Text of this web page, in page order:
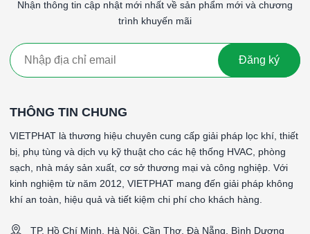
####
*Efficiency: >90%
*Resistance* (Pa): 23
*Dimension (LxWxH mm): 1187x560x833
*Flange mouth dimension (AxB mm): 941x614
*Rated Power (w): 112
*Electrical Cell (Pc): 1
*Unit Weight (kg): 95
Nhận thông tin cập nhật mới nhất về sản phẩm mới và chương
trình khuyến mãi
Đăng ký
THÔNG TIN CHUNG
VIETPHAT là thương hiệu chuyên cung cấp giải pháp lọc khí, thiết
bị, phụ tùng và dịch vụ kỹ thuật cho các hệ thống HVAC, phòng
sạch, nhà máy sản xuất, cơ sở thương mại và công nghiệp. Với
kinh nghiệm từ năm 2012, VIETPHAT mang đến giải pháp không
khí an toàn, hiệu quả và tiết kiệm chi phí cho khách hàng.
TP. Hồ Chí Minh, Hà Nội, Cần Thơ, Đà Nẵng, Bình Dương